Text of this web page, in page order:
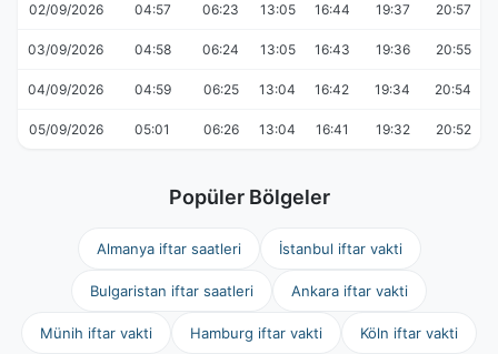
02/09/2026 04:57 06:23 13:05 16:44 19:37 20:57
03/09/2026 04:58 06:24 13:05 16:43 19:36 20:55
04/09/2026 04:59 06:25 13:04 16:42 19:34 20:54
05/09/2026 05:01 06:26 13:04 16:41 19:32 20:52
Popüler Bölgeler
Almanya iftar saatleri İstanbul iftar vakti
Bulgaristan iftar saatleri Ankara iftar vakti
Münih iftar vakti Hamburg iftar vakti Köln iftar vakti